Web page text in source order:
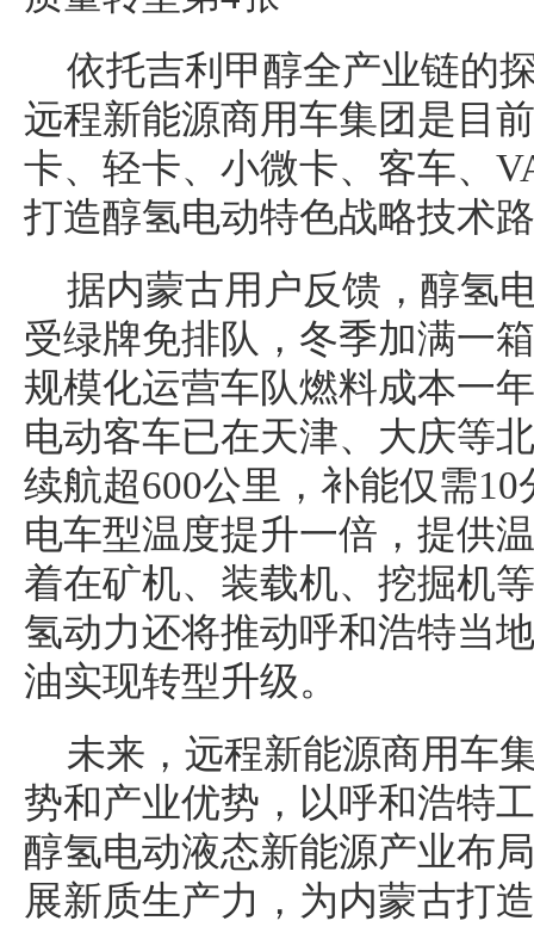
依托吉利甲醇全产业链的
远程新能源商用车集团是目
卡、轻卡、小微卡、客车、
打造醇氢电动特色战略技术
据内蒙古用户反馈，醇氢
受绿牌免排队，冬季加满一
规模化运营车队燃料成本一
电动客车已在天津、大庆等
续航超600公里，补能仅需
电车型温度提升一倍，提供
着在矿机、装载机、挖掘机
氢动力还将推动呼和浩特当
油实现转型升级。
未来，远程新能源商用车
势和产业优势，以呼和浩特
醇氢电动液态新能源产业布
展新质生产力，为内蒙古打